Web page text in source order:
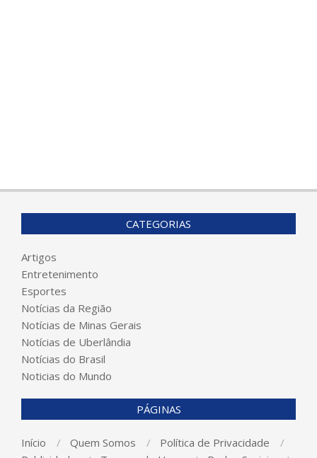
CATEGORIAS
Artigos
Entretenimento
Esportes
Notícias da Região
Notícias de Minas Gerais
Notícias de Uberlândia
Notícias do Brasil
Noticias do Mundo
PÁGINAS
Início Quem Somos
Política de Privacidade